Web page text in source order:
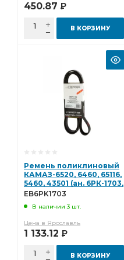
450.87 Р
В КОРЗИНУ
Ремень поликлиновый
КАМАЗ-6520, 6460, 65116,
5460, 43501 (ан. 6РК-1703,
740.20-1307170) EPDM
EB6PK1703
В наличии 3 шт.
Цена в Ярославль
1 133.12 Р
В КОРЗИНУ